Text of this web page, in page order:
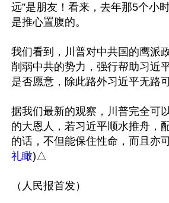
远”是朋友！看来，去年那5个小
是推心置腹的。
我们看到，川普对中共国的鹰派
削弱中共的势力，强行帮助习近
是否愿意，除此路外习近平无路
据我们最新的观察，川普完全可
的大恩人，若习近平顺水推舟，
的话，不但能保住性命，而且亦
礼瞰)△